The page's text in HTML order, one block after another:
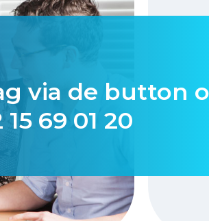
via de button
69 01 20